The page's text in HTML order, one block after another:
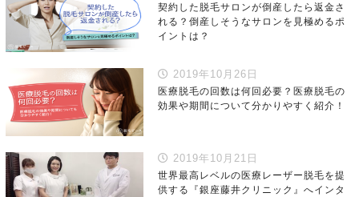
契約した脱毛サロンが倒産したら返金さ
れる？倒産しそうなサロンを見極めるポ
イントは？
2019年10月26日
医療脱毛の回数は何回必要？医療脱毛の
効果や期間について分かりやすく紹介！
2019年10月21日
世界最高レベルの医療レーザー脱毛を提
供する『銀座藤井クリニック』へインタ